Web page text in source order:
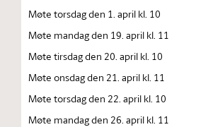
Møte torsdag den 1. april kl. 10
Møte mandag den 19. april kl. 11
Møte tirsdag den 20. april kl. 10
Møte onsdag den 21. april kl. 11
Møte torsdag den 22. april kl. 10
Møte mandag den 26. april kl. 11